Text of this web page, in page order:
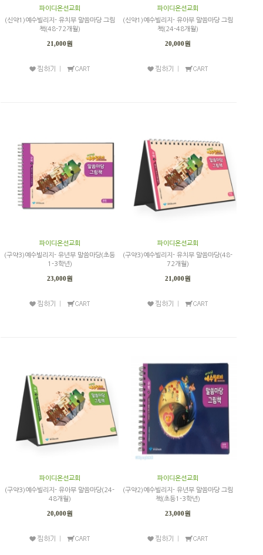
파이디온선교회
(신약1)예수빌리지- 유치부 말씀마당 그림
책(48-72개월)
21,000원
파이디온선교회
(신약1)예수빌리지- 유아부 말씀마당 그림
책(24-48개월)
20,000원
파이디온선교회
(구약3)예수빌리지- 유년부 말씀마당(초등
1-3학년)
23,000원
파이디온선교회
(구약3)예수빌리지- 유치부 말씀마당(48-
72개월)
21,000원
파이디온선교회
(구약3)예수빌리지- 유아부 말씀마당(24-
48개월)
20,000원
파이디온선교회
(구약2)예수빌리지- 유년부 말씀마당 그림
책(초등1-3학년)
23,000원